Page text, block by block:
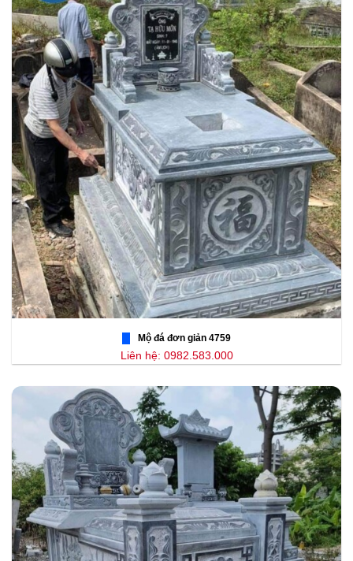
Mộ đá đơn giản 4759
Liên hệ: 0982.583.000